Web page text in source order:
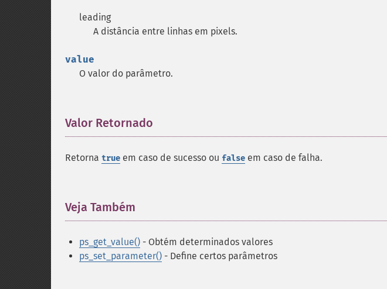
leading
A distância entre linhas em pixels.
value
O valor do parâmetro.
Valor Retornado
Retorna true em caso de sucesso ou false em caso de falha.
Veja Também
ps_get_value() - Obtém determinados valores
ps_set_parameter() - Define certos parâmetros